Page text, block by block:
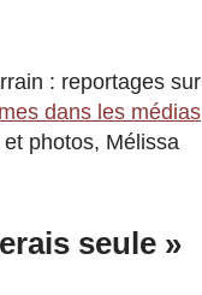
: reportages sur
dans les médias
photos, Mélissa
seule »